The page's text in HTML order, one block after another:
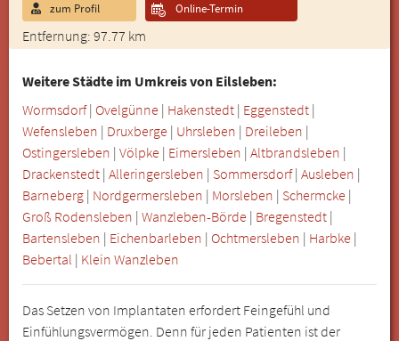
Entfernung: 97.77 km
zum Profil Online-Termin
Weitere Städte im Umkreis von Eilsleben:
Wormsdorf| Ovelgünne | Hakenstedt | Eggenstedt |
Wefensleben | Druxberge | Uhrsleben | Dreileben |
Ostingersleben | Völpke | Eimersleben | Altbrandsleben |
Drackenstedt | Alleringersleben | Sommersdorf| Ausleben |
Barneberg | Nordgermersleben | Morsleben | Schermcke |
Groß Rodensleben | Wanzleben-Börde | Bregenstedt |
Bartensleben | Eichenbarleben | Ochtmersleben | Harbke |
Bebertal | Klein Wanzleben
Das Setzen von Implantaten erfordert Feingefühl und
Einfühlungsvermögen. Denn für jeden Patienten ist der